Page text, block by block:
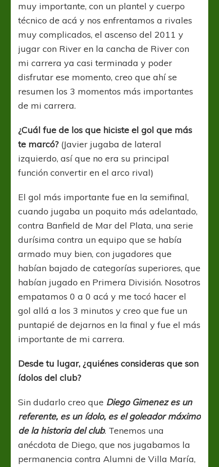
muy importante, con un plantel y cuerpo
técnico de acá y nos enfrentamos a rivales
muy complicados, el ascenso del 2011 y
jugar con River en la cancha de River con
mi carrera ya casi terminada y poder
disfrutar ese momento, creo que ahí se
resumen los 3 momentos más importantes
de mi carrera.
¿Cuál fue de los que hiciste el gol que más
te marcó? (Javier jugaba de lateral
izquierdo, así que no era su principal
función convertir en el arco rival)
El gol más importante fue en la semifinal,
cuando jugaba un poquito más adelantado,
contra Banfield de Mar del Plata, una serie
durísima contra un equipo que se había
armado muy bien, con jugadores que
habían bajado de categorías superiores, que
habían jugado en Primera División. Nosotros
empatamos 0 a 0 acá y me tocó hacer el
gol allá a los 3 minutos y creo que fue un
puntapié de dejarnos en la final y fue el más
importante de mi carrera.
Desde tu lugar, ¿quiénes consideras que son
ídolos del club?
Sin dudarlo creo que Diego Gimenez es un
referente, es un ídolo, es el goleador máximo
de la historia del club. Tenemos una
anécdota de Diego, que nos jugabamos la
permanencia contra Alumni de Villa María,